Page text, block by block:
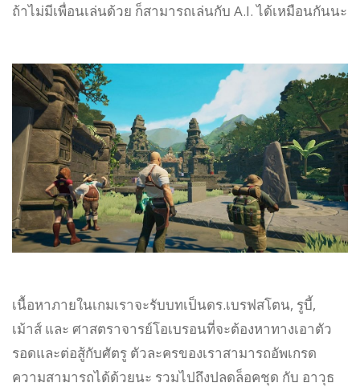
ถ้าไม่มีเพื่อนเล่นด้วย ก็สามารถเล่นกับ A.I. ได้เหมือนกันนะ
เนื้อหาภายในเกมเราจะรับบทเป็นดร.เบรฟสโตน, รูบี้,
เม้าส์ และ ศาสตราจารย์โอเบรอนที่จะต้องหาทางเอาตัว
รอดและต่อสู้กับศัตรู ตัวละครของเราสามารถอัพเกรด
ความสามารถได้ด้วยนะ รวมไปถึงปลดล็อคชุด กับ อาวุธ